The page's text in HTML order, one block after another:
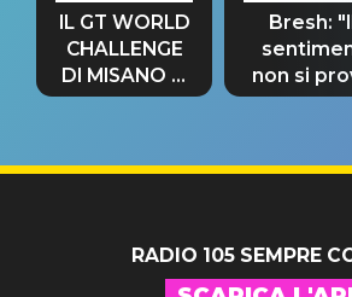
IL GT WORLD
CHALLENGE
DI MISANO si
riconferma
Bresh:
non si
fino alla
RADIO 105 SEMPRE